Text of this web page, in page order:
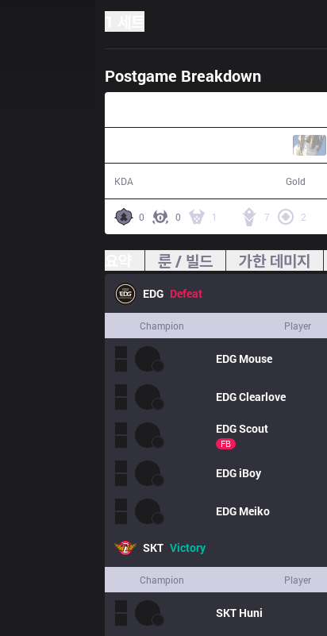
Postgame Breakdown
KDA Gold
0 0 1 7 2
룬 / 빌드 가한 데미지
EDG Defeat
Champion Player
EDG Mouse
EDGClearlove
EDGScout
FB
EDGiBoy
EDG Meiko
SKT Victory
Champion Player
SKT Huni